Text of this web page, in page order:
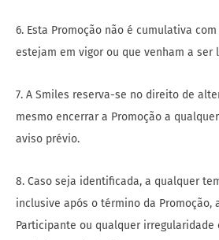
6. Esta Promoção não é cumulativa
estejam em vigor ou que venham a ser
7. A Smiles reserva-se no direito de
mesmo encerrar a Promoção a
aviso prévio.
8. Caso seja identificada, a qualquer
inclusive após o término da Promoção,
Participante ou qualquer irregularidade